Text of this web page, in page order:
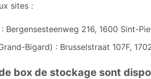
sites :
Bergensesteenweg 216, 1600 Sint-
Bigard) : Brusselstraat 107F,
box de stockage sont